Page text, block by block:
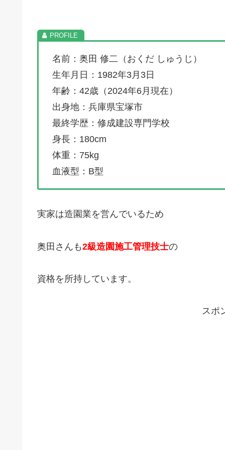
名前：奥田 修二（おくだ しゅうじ）
生年月日：1982年3月3日
年齢：42歳（2024年6月現在）
出身地：兵庫県宝塚市
最終学歴：修成建設専門学校
身長：180cm
体重：75kg
血液型：B型
実家は造園業を営んでいるため
奥田さんも2級造園施工管理技士の
資格を所持しています。
スポ